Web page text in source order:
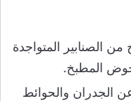
الصنابير المتواجدة
المطبخ.
الجدران والحوائط